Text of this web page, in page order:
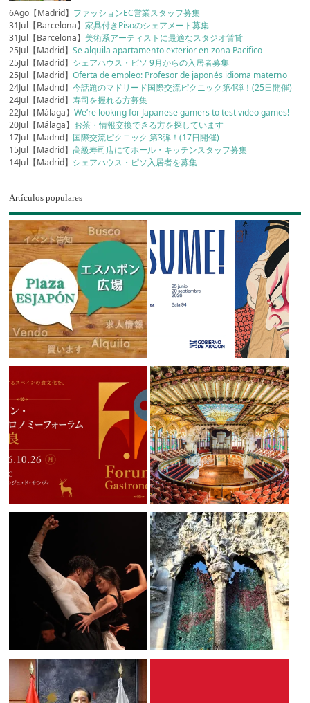
6Ago【Madrid】 ファッションEC営業スタッフ募集
31Jul【Barcelona】家具付きPisoのシェアメート募集
31Jul【Barcelona】美術系アーティストに最適なスタジオ賃貸
25Jul【Madrid】Se alquila apartamento exterior en zona Pacifico
25Jul【Madrid】 シェアハウス・ピソ 9月からの入居者募集
25Jul【Madrid】Oferta de empleo: Profesor de japonés idioma materno
24Jul【Madrid】今話題のマドリード国際交流ピクニック第4弾！(25日開催)
24Jul【Madrid】寿司を握れる方募集
22Jul【Málaga】We’re looking for Japanese gamers to test video games!
20Jul【Málaga】 お茶・情報交換できる方を探しています
17Jul【Madrid】 国際交流ピクニック 第3弾！(17日開催)
15Jul【Madrid】高級寿司店にてホール・キッチンスタッフ募集
14Jul【Madrid】 シェアハウス・ピソ入居者を募集
Artículos populares